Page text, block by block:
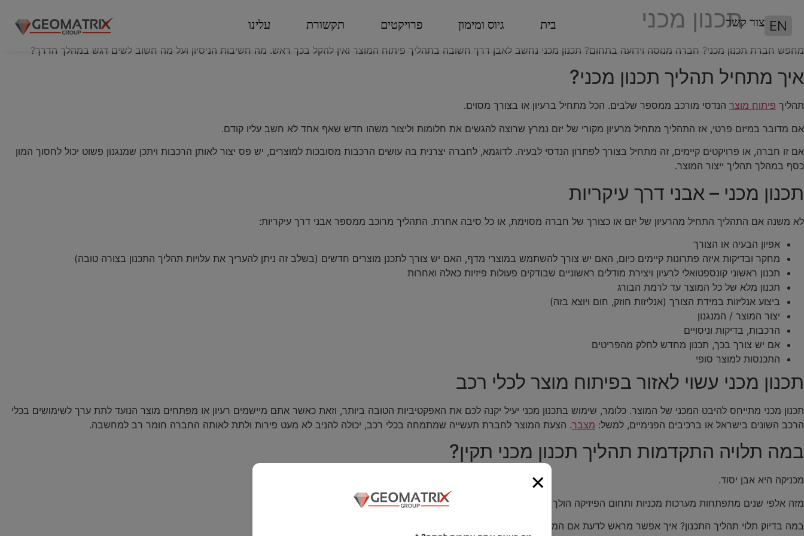
EN צור קשר בית גיוס ומימון פרויקטים תקשורת עלינו תכנון מכני
מחפש חברת תכנון מכני? חברה מנוסה וידועה בתחום? תכנון מכני נחשב לאבן דרך חשובה בתהליך פיתוח המוצר ואין להקל בכך ראש. מה חשיבות הניסיון ועל מה חשוב לשים דגש במהלך הדרך?
איך מתחיל תהליך תכנון מכני?
תהליך פיתוח מוצר הנדסי מורכב ממספר שלבים. הכל מתחיל ברעיון או בצורך מסוים.
אם מדובר במיזם פרטי, אז התהליך מתחיל מרעיון מקורי של יזם נמרץ שרוצה להגשים את חלומות וליצור משהו חדש שאף אחד לא חשב עליו קודם.
אם זו חברה, או פרויקטים קיימים, זה מתחיל בצורך לפתרון הנדסי לבעיה. לדוגמא, לחברה יצרנית בה עושים הרכבות מסובכות למוצרים, יש פס יצור לאותן הרכבות ויתכן שמנגנון פשוט יכול לחסוך המון
כסף במהלך תהליך ייצור המוצר.
תכנון מכני – אבני דרך עיקריות
לא משנה אם התהליך התחיל מהרעיון של יזם או כצורך של חברה מסוימת, או כל סיבה אחרת. התהליך מרוכב ממספר אבני דרך עיקריות:
אפיון הבעיה או הצורך
מחקר ובדיקות איזה פתרונות קיימים כיום, האם יש צורך להשתמש במוצרי מדף, האם יש צורך לתכנן מוצרים חדשים (בשלב זה ניתן להעריך את עלויות תהליך התכנון בצורה טובה)
תכנון ראשוני קונספטואלי לרעיון ויצירת מודלים ראשוניים שבודקים פעולות פיזיות כאלה ואחרות
תכנון מלא של כל המוצר עד לרמת הבורג
ביצוע אנליזות במידת הצורך (אנליזות חוזק, חום ויוצא בזה)
יצור המוצר / המנגנון
הרכבות, בדיקות וניסויים
אם יש צורך בכך, תכנון מחדש לחלק מהפריטים
התכנסות למוצר סופי
תכנון מכני עשוי לאזור בפיתוח מוצר לכלי רכב
תכנון מכני מתייחס להיבט המכני של המוצר. כלומר, שימוש בתכנון מכני יעיל יקנה לכם את האפקטיביות הטובה ביותר, וזאת כאשר אתם מיישמים רעיון או מפתחים מוצר הנועד לתת ערך לשימושים בכלי
הרכב השונים בישראל או ברכיבים הפנימיים, למשל: מצבר. הצעת המוצר לחברת תעשייה שמתמחה בכלי רכב, יכולה להניב לא מעט פירות ולתת לאותה החברה חומר רב למחשבה.
במה תלויה התקדמות תהליך תכנון מכני תקין?
מכניקה היא אבן יסוד.
מזה אלפי שנים מתפתחות מערכות מכניות ותחום הפיזיקה הולך ומתפתח איתן. ועדיין, תמיד מתמודדים עם אתגרים בתהליך התכנון.
במה בדיוק תלוי תהליך התכנון? איך אפשר מראש לדעת אם המתכנן שנבחר מתאים ויכול לעמוד במשימה?
×